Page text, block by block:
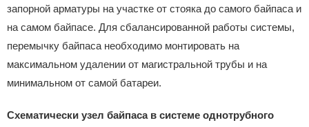
запорной арматуры на участке от стояка до самого байпаса и
на самом байпасе. Для сбалансированной работы системы,
перемычку байпаса необходимо монтировать на
максимальном удалении от магистральной трубы и на
минимальном от самой батареи.
Схематически узел байпаса в системе однотрубного